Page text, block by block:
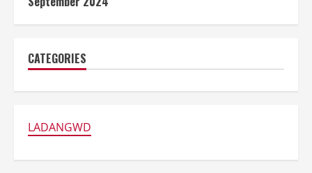
CATEGORIES
LADANGWD